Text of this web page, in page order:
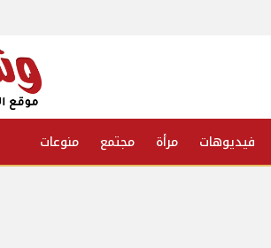
فيديوهات مرأة مجتمع منوعات